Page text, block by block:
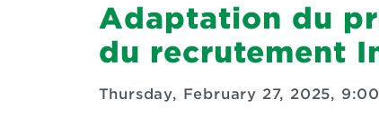
Adaptation du
du recrutement
Thursday, February 27, 2025,